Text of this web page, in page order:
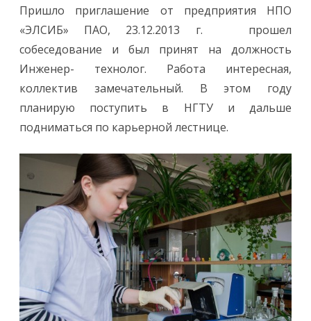
Пришло приглашение от предприятия НПО
«ЭЛСИБ» ПАО, 23.12.2013 г. прошел
собеседование и был принят на должность
Инженер- технолог. Работа интересная,
коллектив замечательный. В этом году
планирую поступить в НГТУ и дальше
подниматься по карьерной лестнице.